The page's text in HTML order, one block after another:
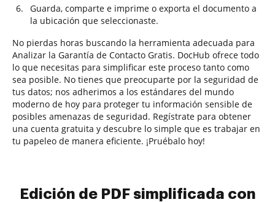
Guarda, comparte e imprime o exporta el documento a
la ubicación que seleccionaste.
No pierdas horas buscando la herramienta adecuada para
Analizar la Garantía de Contacto Gratis. DocHub ofrece todo
lo que necesitas para simplificar este proceso tanto como
sea posible. No tienes que preocuparte por la seguridad de
tus datos; nos adherimos a los estándares del mundo
moderno de hoy para proteger tu información sensible de
posibles amenazas de seguridad. Regístrate para obtener
una cuenta gratuita y descubre lo simple que es trabajar en
tu papeleo de manera eficiente. ¡Pruébalo hoy!
Edición de PDF simplificada con